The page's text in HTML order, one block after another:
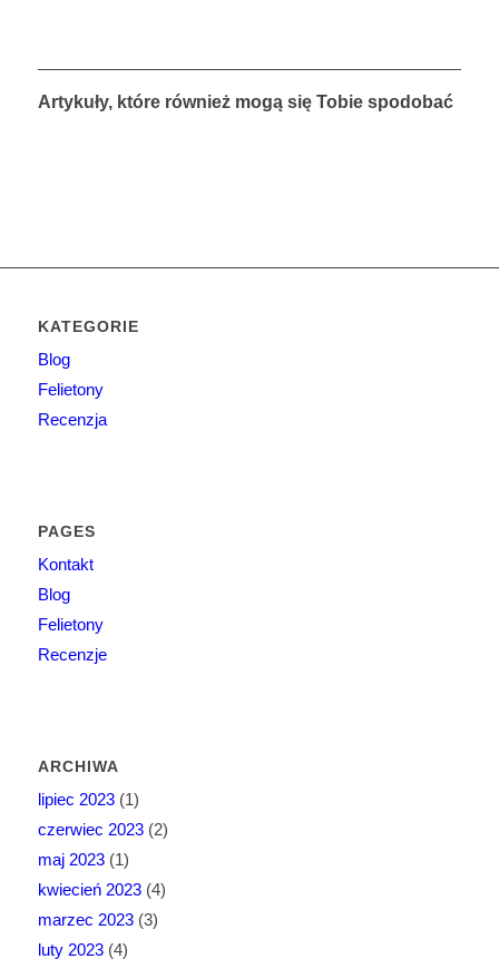
Artykuły, które również mogą się Tobie spodobać
KATEGORIE
Blog
Felietony
Recenzja
PAGES
Kontakt
Blog
Felietony
Recenzje
ARCHIWA
lipiec 2023(1)
czerwiec 2023(2)
maj 2023(1)
kwiecień 2023(4)
marzec 2023(3)
luty 2023(4)